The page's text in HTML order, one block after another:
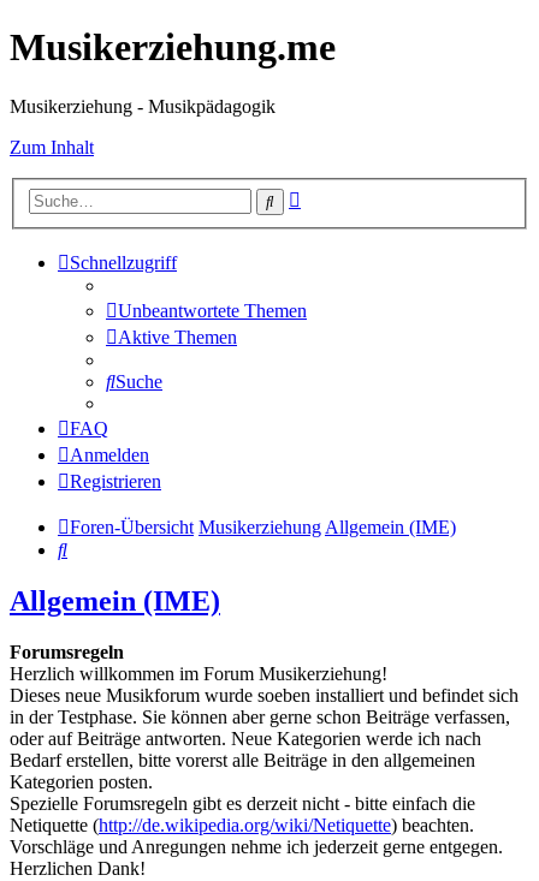
Musikerziehung.me
Musikerziehung - Musikpädagogik
Zum Inhalt
Suche
Schnellzugriff
Unbeantwortete Themen
Aktive Themen
Suche
FAQ
Anmelden
Registrieren
Foren-Übersicht MusikerziehungAllgemein (IME)
Suche
Allgemein (IME)
Forumsregeln
Herzlich willkommen im Forum Musikerziehung!
Dieses neue Musikforum wurde soeben installiert und befindet sich
in der Testphase. Sie können aber gerne schon Beiträge verfassen,
oder auf Beiträge antworten. Neue Kategorien werde ich nach
Bedarf erstellen, bitte vorerst alle Beiträge in den allgemeinen
Kategorien posten.
Spezielle Forumsregeln gibt es derzeit nicht - bitte einfach die
Netiquette (http://de.wikipedia.org/wiki/Netiquette) beachten.
Vorschläge und Anregungen nehme ich jederzeit gerne entgegen.
Herzlichen Dank!